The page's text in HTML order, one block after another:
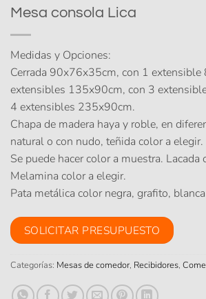
Mesa consola Lica
Medidas y Opciones:
Cerrada 90x76x35cm, con 1
extensibles 135x90cm, con 3
4 extensibles 235x90cm.
Chapa de madera haya y roble, en
natural o con nudo, teñida color a elegir.
Se puede hacer color a muestra. Lacada
Melamina color a elegir.
Pata metálica color negra, grafito,
SOLICITAR PRESUPUESTO
Categorías: Mesas de comedor, Recibidores,